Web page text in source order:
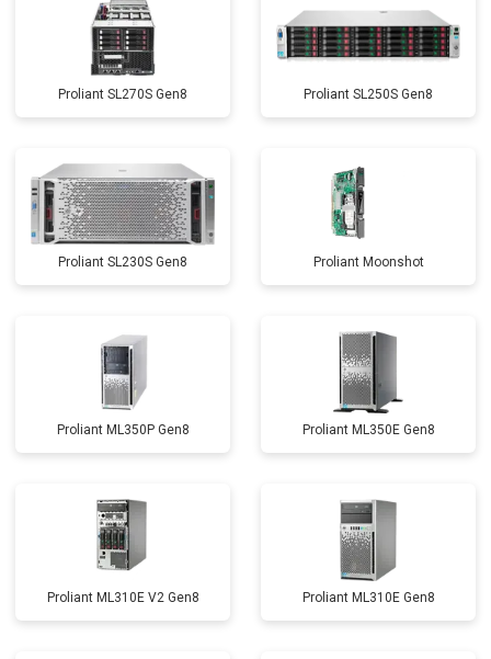
Proliant SL270S Gen8 Proliant SL250S Gen8
Proliant SL230S Gen8 Proliant Moonshot
Proliant ML350P Gen8 Proliant ML350E Gen8
Proliant ML310E V2 Gen8 Proliant ML310E Gen8